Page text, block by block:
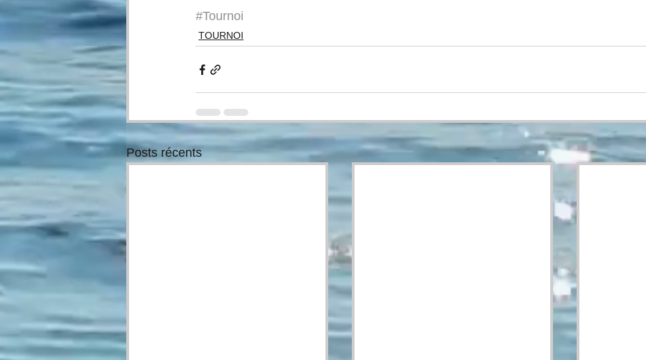
#Tournoi
TOURNOI
Posts récents